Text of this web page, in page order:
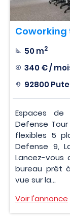
Coworking
50 m2
340 € /
92800
Espaces de
Defense
flexibles 5
Defense 9,
Lancez-
bureau prêt
vue sur la...
Voir l'annonce